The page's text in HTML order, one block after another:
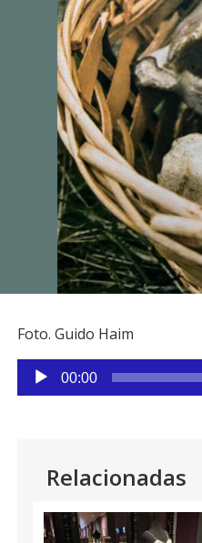
Facebook
Foto. Guido Haim
Reproductor
de
00:00
Relacionadas